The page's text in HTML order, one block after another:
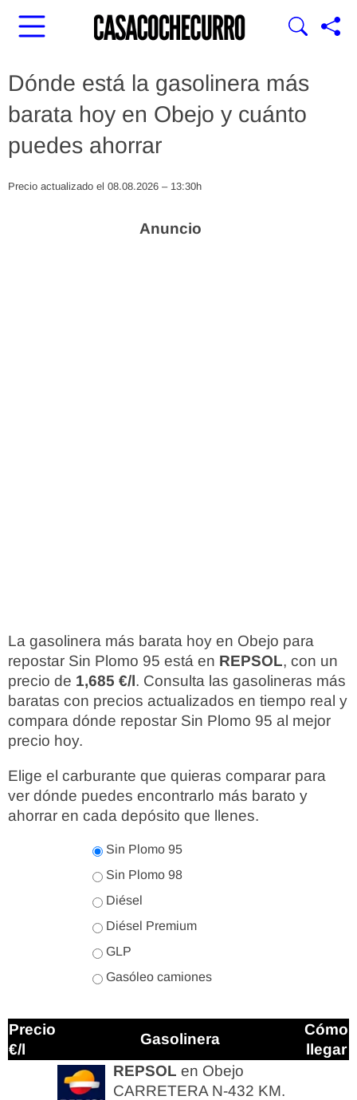
Dónde está la gasolinera más
barata hoy en Obejo y cuánto
puedes ahorrar
Precio actualizado el 08.08.2026 – 13:30h
La gasolinera más barata hoy en Obejo para
repostar Sin Plomo 95 está en REPSOL, con un
precio de 1,685 €/l. Consulta las gasolineras más
baratas con precios actualizados en tiempo real y
compara dónde repostar Sin Plomo 95 al mejor
precio hoy.
Elige el carburante que quieras comparar para
ver dónde puedes encontrarlo más barato y
ahorrar en cada depósito que llenes.
Sin Plomo 95
Sin Plomo 98
Diésel
Diésel Premium
GLP
Gasóleo camiones
Precio
€/l
Gasolinera
Cómo
llegar
REPSOL en Obejo
CARRETERA N-432 KM.